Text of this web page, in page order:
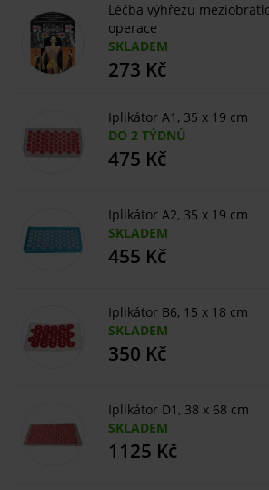
Léčba výhřezu
operace
SKLADEM
273 Kč
Iplikátor A1, 35 x 19 cm
DO 2 TÝDNŮ
475 Kč
Iplikátor A2, 35 x 19 cm
SKLADEM
455 Kč
Iplikátor B6, 15 x 18 cm
SKLADEM
350 Kč
Iplikátor D1, 38 x 68 cm
SKLADEM
1125 Kč